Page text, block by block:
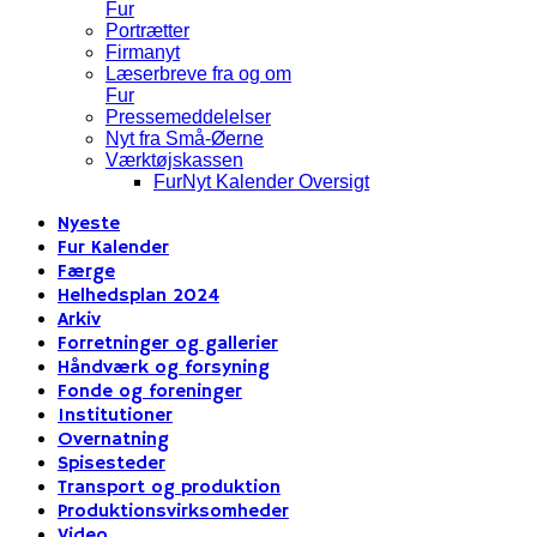
Fur
Portrætter
Firmanyt
Læserbreve fra og om
Fur
Pressemeddelelser
Nyt fra Små-Øerne
Værktøjskassen
FurNyt Kalender Oversigt
Nyeste
Fur Kalender
Færge
Helhedsplan 2024
Arkiv
Forretninger og gallerier
Håndværk og forsyning
Fonde og foreninger
Institutioner
Overnatning
Spisesteder
Transport og produktion
Produktionsvirksomheder